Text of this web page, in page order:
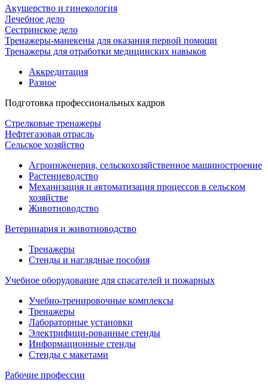
Акушерство и гинекология
Лечебное дело
Сестринское дело
Тренажеры-манекены для оказания первой помощи
Тренажеры для отработки медицинских навыков
Аккредитация
Разное
Подготовка профессиональных кадров
Стрелковые тренажеры
Нефтегазовая отрасль
Сельское хозяйство
Агроинженерия, сельскохозяйственное машиностроение
Растениеводство
Механизация и автоматизация процессов в сельском
хозяйстве
Животноводство
Ветеринария и животноводство
Тренажеры
Стенды и наглядные пособия
Учебное оборудование для спасателей и пожарных
Учебно-тренировочные комплексы
Тренажеры
Лабораторные установки
Электрифици-рованные стенды
Информационные стенды
Стенды с макетами
Рабочие профессии